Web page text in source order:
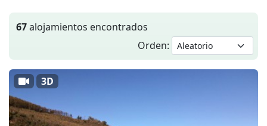
67alojamientos encontrados
Orden:
3D